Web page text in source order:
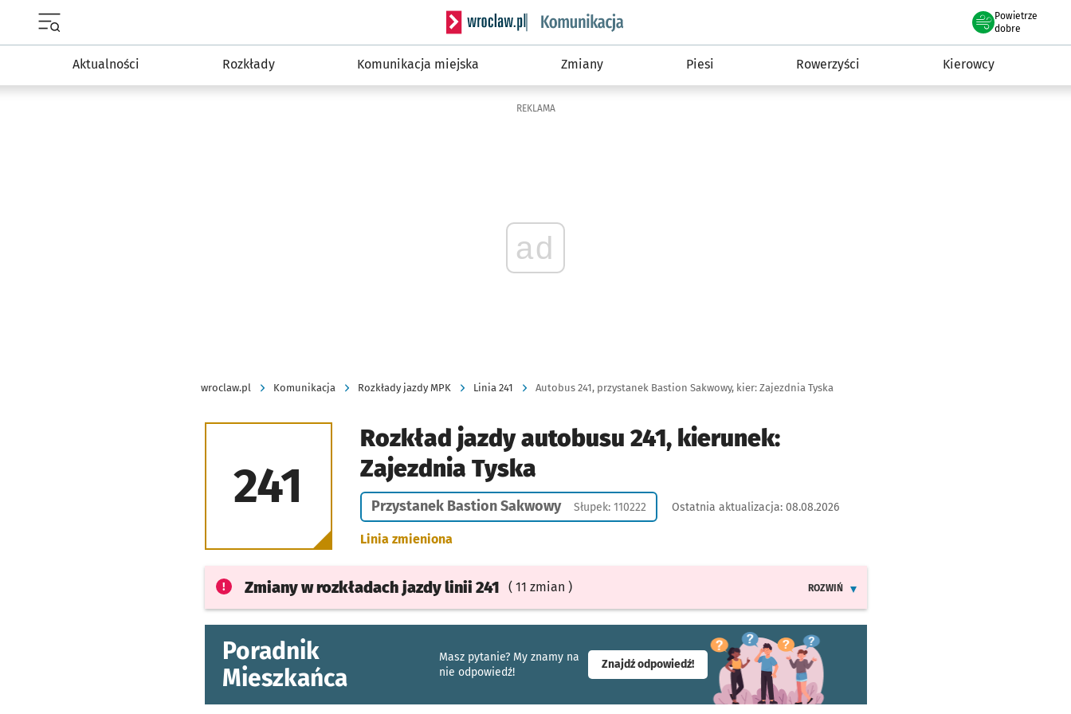
Serwis informacyjny wroclaw.pl podserwis: Komunikacja
Powietrze
we Wrocławiu
dobre
Aktualności Rozkłady Komunikacja miejska Zmiany Piesi Rowerzyści Kierowcy
REKLAMA
ad
wroclaw.pl Komunikacja Rozkłady jazdy MPK Linia 241 Autobus 241, przystanek Bastion Sakwowy, kier: Zajezdnia Tyska
241
Rozkład jazdy autobusu 241, kierunek:
Zajezdnia Tyska
Przystanek Bastion Sakwowy Słupek: 110222 Ostatnia aktualizacja: 08.08.2026
Linia zmieniona
Zmiany w rozkładach jazdylinii 241 ( 11 zmian )
ROZWIŃ
Poradnik
Mieszkańca
Masz pytanie? My znamy na
nie odpowiedź!
Znajdź odpowiedź!- otworzy się w nowej karcie